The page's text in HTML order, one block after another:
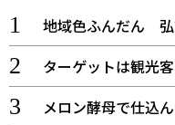
地域色ふんだん 弘
ターゲットは観光
メロン酵母で仕込